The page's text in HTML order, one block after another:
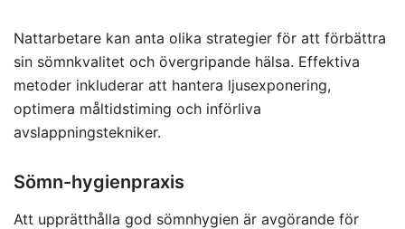
Nattarbetare kan anta olika strategier för att förbättra
sin sömnkvalitet och övergripande hälsa. Effektiva
metoder inkluderar att hantera ljusexponering,
optimera måltidstiming och införliva
avslappningstekniker.
Sömn-hygienpraxis
Att upprätthålla god sömnhygien är avgörande för